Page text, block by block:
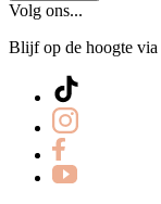
Volg ons...
Blijf op de hoogte via